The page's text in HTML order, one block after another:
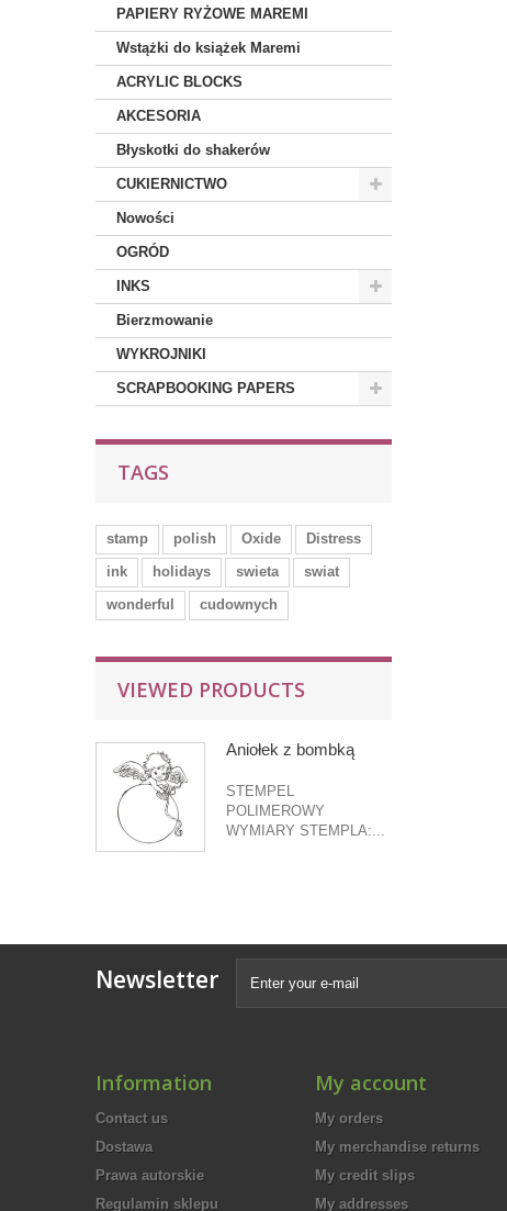
PAPIERY RYŻOWE MAREMI
Wstążki do książek Maremi
ACRYLIC BLOCKS
AKCESORIA
Błyskotki do shakerów
CUKIERNICTWO
Nowości
OGRÓD
INKS
Bierzmowanie
WYKROJNIKI
SCRAPBOOKING PAPERS
TAGS
stamp polish Oxide
Distress
ink
holidays swieta
swiat
wonderful
cudownych
VIEWED PRODUCTS
Aniołek z bombką
STEMPEL
POLIMEROWY
WYMIARY STEMPLA:...
Newsletter
Information
Contact us
Dostawa
Prawa autorskie
Regulamin sklepu
My account
My orders
My merchandise returns
My credit slips
My addresses